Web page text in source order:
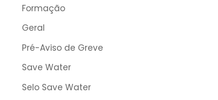
Formação
Geral
Pré-Aviso de Greve
Save Water
Selo Save Water